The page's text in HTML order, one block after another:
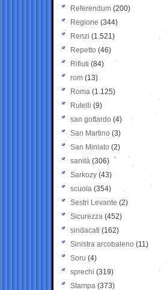
Referendum (200)
Regione (344)
Renzi (1.521)
Repetto (46)
Rifiuti (84)
rom (13)
Roma (1.125)
Rutelli (9)
san gottardo (4)
San Martino (3)
San Miniato (2)
sanità (306)
Sarkozy (43)
scuola (354)
Sestri Levante (2)
Sicurezza (452)
sindacati (162)
Sinistra arcobaleno (11)
Soru (4)
sprechi (319)
Stampa (373)